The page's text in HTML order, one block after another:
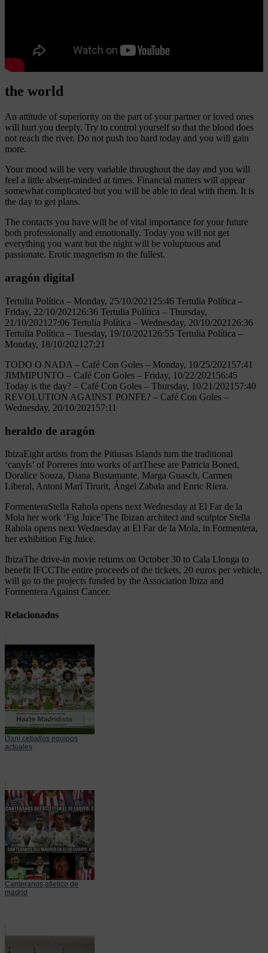
the world
An attitude of superiority on the part of your partner or loved ones
will hurt you deeply. Try to control yourself so that the blood does
not reach the river. Do not push too hard today and you will gain
more.
Your mood will be very variable throughout the day and you will
feel a little absent-minded at times. Financial matters will appear
somewhat complicated but you will be able to deal with them. It is
the day to get plans.
The contacts you have will be of vital importance for your future
both professionally and emotionally. Today you will not get
everything you want but the night will be voluptuous and
passionate. Erotic magnetism to the fullest.
aragón digital
Tertulia Política – Monday, 25/10/202125:46 Tertulia Política –
Friday, 22/10/202126:36 Tertulia Política – Thursday,
21/10/202127:06 Tertulia Política – Wednesday, 20/10/202126:36
Tertulia Política – Tuesday, 19/10/202126:55 Tertulia Política –
Monday, 18/10/202127:21
TODO O NADA – Café Con Goles – Monday, 10/25/202157:41
JIMMIPUNTO – Café Con Goles – Friday, 10/22/202156:45
Today is the day? – Café Con Goles – Thursday, 10/21/202157:40
REVOLUTION AGAINST PONFE? – Café Con Goles –
Wednesday, 20/10/202157:11
heraldo de aragón
IbizaEight artists from the Pitiusas Islands turn the traditional
‘canyís’ of Porreres into works of artThese are Patricia Boned,
Doralice Souza, Diana Bustamante, Marga Guasch, Carmen
Liberal, Antoni Marí Tirurit, Ángel Zabala and Enric Riera.
FormenteraStella Rahola opens next Wednesday at El Far de la
Mola her work ‘Fig Juice’The Ibizan architect and sculptor Stella
Rahola opens next Wednesday at El Far de la Mola, in Formentera,
her exhibition Fig Juice.
IbizaThe drive-in movie returns on October 30 to Cala Llonga to
benefit IFCCThe entire proceeds of the tickets, 20 euros per vehicle,
will go to the projects funded by the Association Ibiza and
Formentera Against Cancer.
Relacionados
Dani ceballos equipos
actuales
Canteranos atletico de
madrid